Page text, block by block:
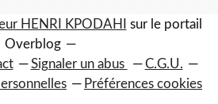
HENRI KPODAHI
sur le portail
Overblog
Signaler un abus
C.G.U.
Préférences cookies